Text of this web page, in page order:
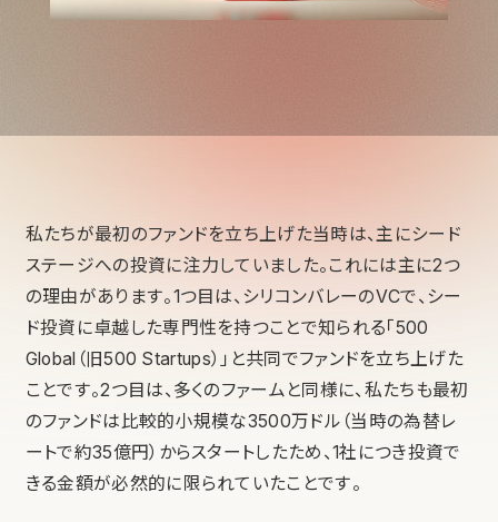
私たちが最初のファンドを立ち上げた当時は、主にシード
ステージへの投資に注力していました。これには主に2つ
の理由があります。1つ目は、シリコンバレーのVCで、シー
ド投資に卓越した専門性を持つことで知られる「500
Global（旧500 Startups）」と共同でファンドを立ち上げた
ことです。2つ目は、多くのファームと同様に、私たちも最初
のファンドは比較的小規模な3500万ドル（当時の為替レ
ートで約35億円）からスタートしたため、1社につき投資で
きる金額が必然的に限られていたことです。